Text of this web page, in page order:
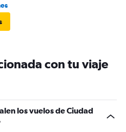
con tu viaje
los vuelos de Ciudad